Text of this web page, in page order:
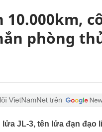
10.000km,
phòng
JL-3, tên lửa đạn đạo